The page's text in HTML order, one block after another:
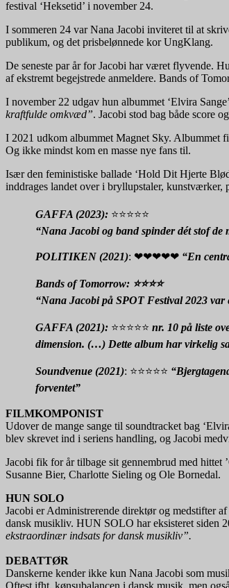
festival ‘Heksetid’ i november 24.
I sommeren 24 var Nana Jacobi inviteret til at
publikum, og det prisbelønnede kor UngKlang.
De seneste par år for Jacobi har været flyvende.
af ekstremt begejstrede anmeldere. Bands of
I november 22 udgav hun albummet ‘Elvira
kraftfulde omkvæd”. Jacobi stod bag både score
I 2021 udkom albummet Magnet Sky. Albummet
Og ikke mindst kom en masse nye fans til.
Især den feministiske ballade ‘Hold Dit Hjerte
inddrages landet over i bryllupstaler, kunstværker,
GAFFA (2023): ⭐⭐⭐⭐⭐
“Nana Jacobi og band spinder dét stof
POLITIKEN (2021): ❤❤❤❤❤ “En
Bands of Tomorrow: ⭐⭐⭐⭐
“Nana Jacobi på SPOT Festival 2023
GAFFA (2021): ⭐⭐⭐⭐⭐ nr. 10 på liste
dimension. (…) Dette album har virkelig
Soundvenue (2021): ⭐⭐⭐⭐⭐
forventet”
FILMKOMPONIST
Udover de mange sange til soundtracket bag
blev skrevet ind i seriens handling, og Jacobi
Jacobi fik for år tilbage sit gennembrud med hittet
Susanne Bier, Charlotte Sieling og Ole Bornedal.
HUN SOLO
Jacobi er Administrerende direktør og medstifter
dansk musikliv. HUN SOLO har eksisteret siden
ekstraordinær indsats for dansk musikliv”.
DEBATTØR
Danskerne kender ikke kun Nana Jacobi som
Oftest ifht. kønsubalancen i dansk musik, men